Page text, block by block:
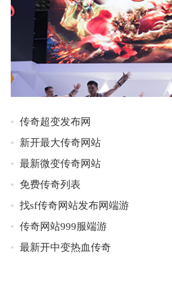
传奇超变发布网
新开最大传奇网站
最新微变传奇网站
免费传奇列表
找sf传奇网站发布网端游
传奇网站999服端游
最新开中变热血传奇